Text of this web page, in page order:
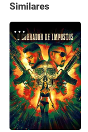
Similares